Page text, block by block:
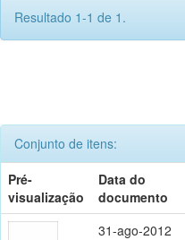
Resultado 1-1 de 1.
Conjunto de itens:
Pré-
visualização
Data do
documento
31-ago-2012